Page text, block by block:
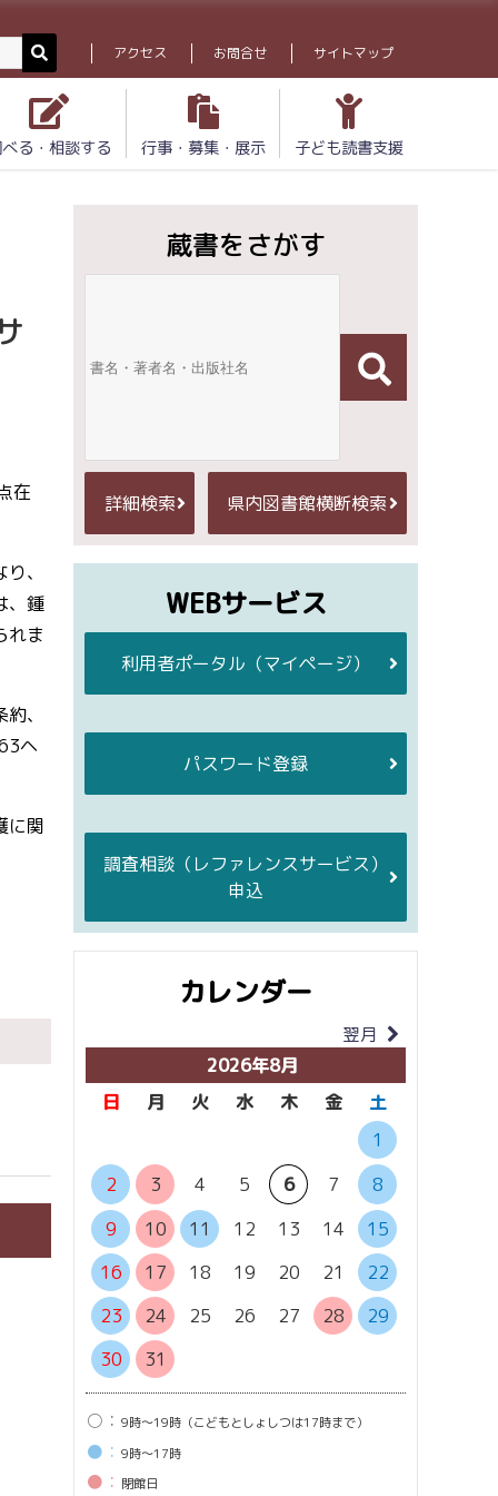
アクセス お問合せ サイトマップ
る・相談する 行事・募集・展示 子ども読書支援
在
、
、鍾
れま
、
ヘ
に関
蔵書をさがす
詳細検索 県内図書館横断検索
WEBサービス
利用者ポータル （マイページ）
パスワード登録
調査相談 （レファレンスサービス）
申込
カレンダー
翌月
2026年8月
日
月 火 水 木 金
土
1
2
3 4 5 6 7
8
9
10 11 12 13 14
15
16
17 18 19 20 21
22
23
24 25 26 27 28
29
30
31
○： 9時〜19時（こどもとしょしつは17時まで）
●： 9時〜17時
●： 閉館⽇